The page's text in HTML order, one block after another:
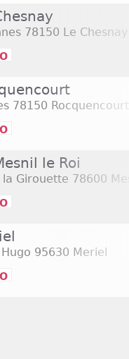
78150 Le Chesnay
78150 Rocquencourt
le Roi
la Girouette 78600
95630 Meriel